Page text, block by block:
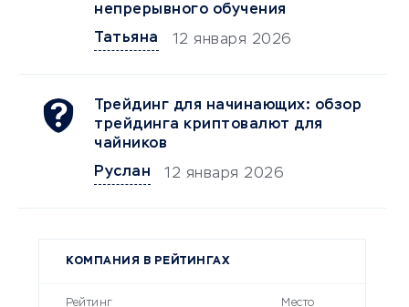
непрерывного обучения
Татьяна
12 января 2026
Трейдинг для начинающих: обзор
трейдинга криптовалют для
чайников
Руслан
12 января 2026
КОМПАНИЯ В РЕЙТИНГАХ
Рейтинг Место